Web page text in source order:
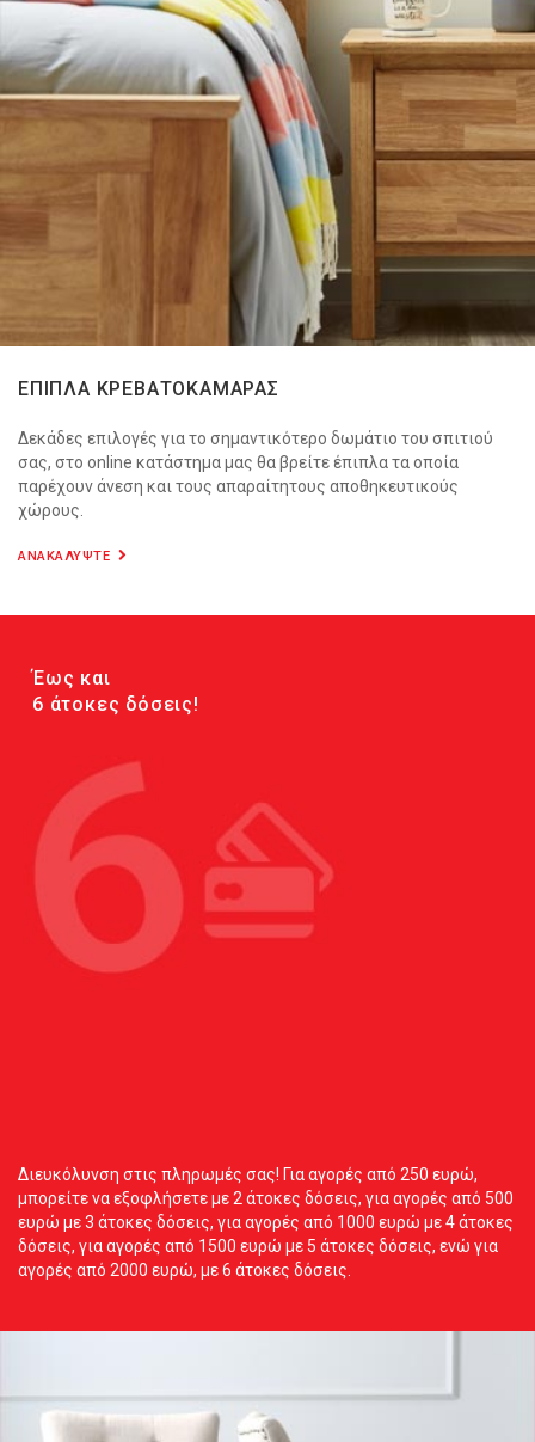
ΕΠΙΠΛΑ ΚΡΕΒΑΤΟΚΑΜΑΡΑΣ
Δεκάδες επιλογές για το σημαντικότερο δωμάτιο του σπιτιού
σας, στο online κατάστημα μας θα βρείτε έπιπλα τα οποία
παρέχουν άνεση και τους απαραίτητους αποθηκευτικούς
χώρους.
ΑΝΑΚΑΛΥΨΤΕ
Έως και
6 άτοκες δόσεις!
Διευκόλυνση στις πληρωμές σας! Για αγορές από 250 ευρώ,
μπορείτε να εξοφλήσετε με 2 άτοκες δόσεις, για αγορές από 500
ευρώ με 3 άτοκες δόσεις, για αγορές από 1000 ευρώ με 4 άτοκες
δόσεις, για αγορές από 1500 ευρώ με 5 άτοκες δόσεις, ενώ για
αγορές από 2000 ευρώ, με 6 άτοκες δόσεις.